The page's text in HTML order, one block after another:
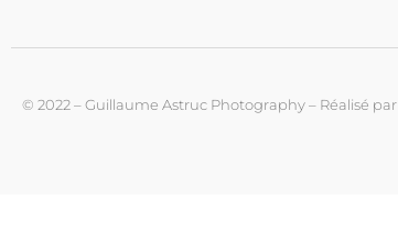
© 2022 – Guillaume Astruc Photography – Réalisé par